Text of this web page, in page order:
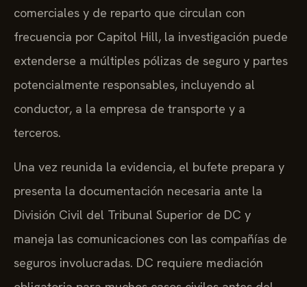
comerciales y de reparto que circulan con
frecuencia por Capitol Hill, la investigación puede
extenderse a múltiples pólizas de seguro y partes
potencialmente responsables, incluyendo al
conductor, a la empresa de transporte y a
terceros.
Una vez reunida la evidencia, el bufete prepara y
presenta la documentación necesaria ante la
División Civil del Tribunal Superior de DC y
maneja las comunicaciones con las compañías de
seguros involucradas. DC requiere mediación